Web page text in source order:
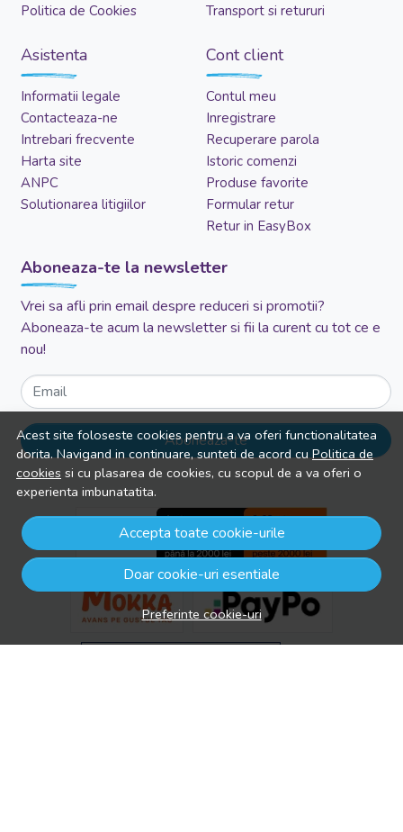
Acest site foloseste cookies pentru a va oferi functionalitatea
dorita. Navigand in continuare, sunteti de acord cuPolitica de
cookies si cu plasarea de cookies, cu scopul de a va oferi o
experienta imbunatatita.
Accepta toate cookie-urile
Doar cookie-uri esentiale
Preferinte cookie-uri
Politica de Cookies
Transport si retururi
Asistenta
Informatii legale
Contacteaza-ne
Intrebari frecvente
Harta site
ANPC
Solutionarea litigiilor
Cont client
Contul meu
Inregistrare
Recuperare parola
Istoric comenzi
Produse favorite
Formular retur
Retur in EasyBox
Aboneaza-te la newsletter
Vrei sa afli prin email despre reduceri si promotii?
Aboneaza-te acum la newsletter si fii la curent cu tot ce e
nou!
Email
Aboneaza-te